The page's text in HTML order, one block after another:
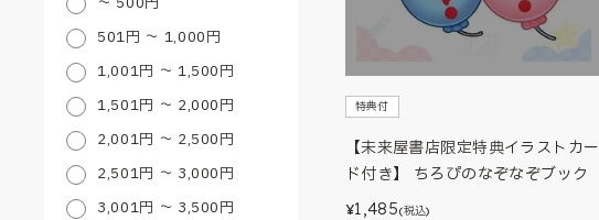
501円 ～ 1,000円
1,001円 ～ 1,500円
1,501円 ～ 2,000円
2,001円 ～ 2,500円
2,501円 ～ 3,000円
3,001円 ～ 3,500円
特典付
【未来屋書店限定特典イラストカー
ド付き】 ちろぴのなぞなぞブック
¥1,485(税込)